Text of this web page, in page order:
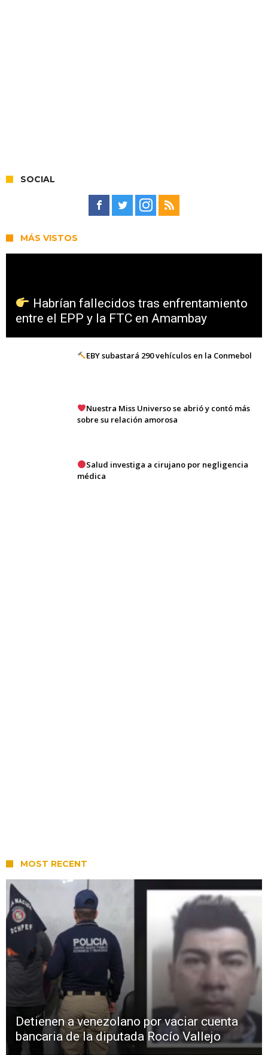
SOCIAL
MÁS VISTOS
Habrían fallecidos tras enfrentamiento
entre el EPP y la FTC en Amambay
EBY subastará 290 vehículos en la Conmebol
Nuestra Miss Universo se abrió y contó más
sobre su relación amorosa
Salud investiga a cirujano por negligencia
médica
MOST RECENT
Detienen a venezolano por vaciar cuenta
bancaria de la diputada Rocío Vallejo